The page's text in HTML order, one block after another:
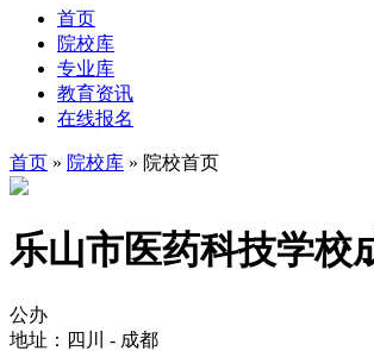
首页
院校库
专业库
教育资讯
在线报名
首页 » 院校库 » 院校首页
乐山市医药科技学校
公办
地址：四川 - 成都